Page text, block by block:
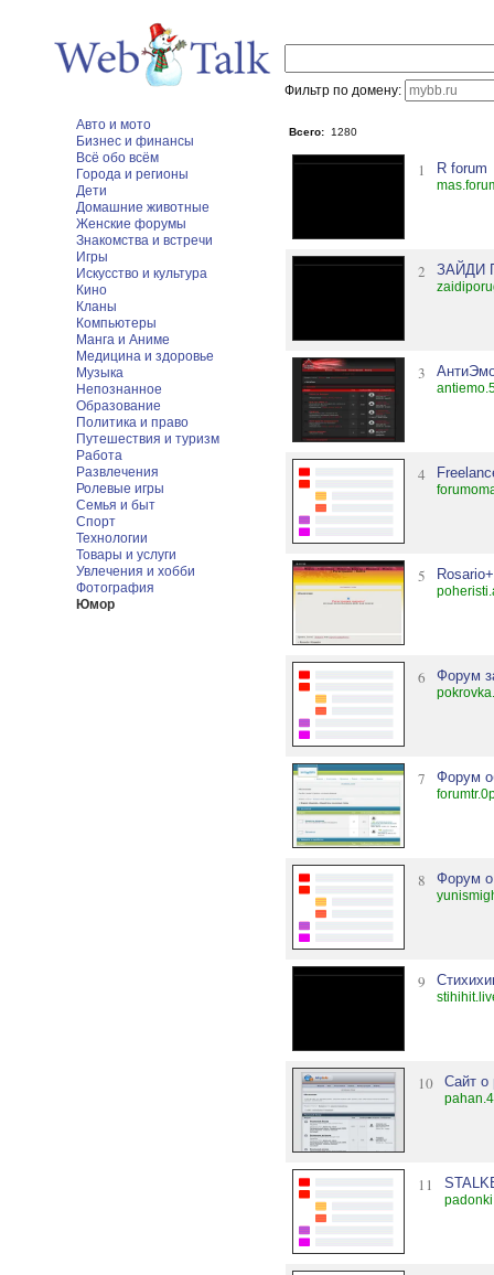
Фильтр по домену:
Авто и мото
Бизнес и финансы
Всё обо всём
Города и регионы
Дети
Домашние животные
Женские форумы
Знакомства и встречи
Игры
Искусство и культура
Кино
Кланы
Компьютеры
Манга и Аниме
Медицина и здоровье
Музыка
Непознанное
Образование
Политика и право
Путешествия и туризм
Работа
Развлечения
Ролевые игры
Семья и быт
Спорт
Технологии
Товары и услуги
Увлечения и хобби
Фотография
Юмор
Всего: 1280
1 R forum
2 ЗАЙДИ
3
4
5
6 Форум
7 Форум
8 Форум
9
10 Сайт о
11